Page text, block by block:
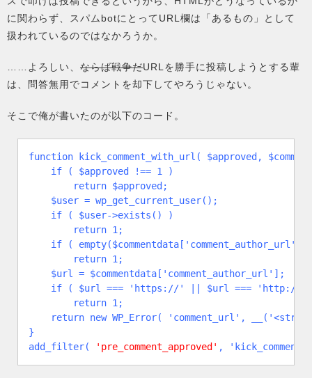
に関わらず、スパムbotにとってURL欄は「あるもの」として
扱われているのではなかろうか。
……よろしい、 ならば戦争だURLを勝手に投稿しようとする輩
は、問答無用でコメントを却下してやろうじゃない。
そこで俺が書いたのが以下のコード。
function kick_comment_with_url( $approved,
    if ( $approved !== 1 )
        return $approved;
    $user = wp_get_current_user();
    if ( $user->exists() )
        return 1;
if ( empty($commentdata['comment_author_url'])
        return 1;
    $url = $commentdata['comment_author_url'];
if ( $url === 'https://' || $url === 'http://'
        return 1;
return new WP_Error( 'comment_url',
}
add_filter(
'pre_comment_approved' ,